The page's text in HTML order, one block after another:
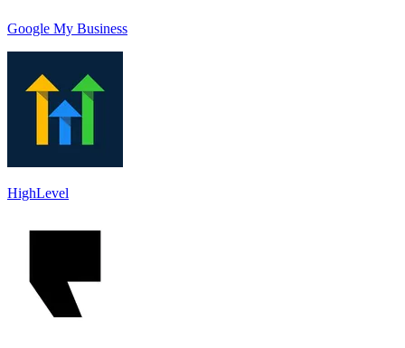
Google My Business
HighLevel